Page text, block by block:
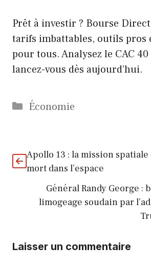
Prêt à investir ? Bourse
tarifs imbattables, outils pros
pour tous. Analysez le CAC
lancez-vous dès aujourd’hui.
Catégories
Économie
Apollo 13 : la mission
mort dans l’espace
Général Randy George :
limogeage soudain par
Laisser un commentaire